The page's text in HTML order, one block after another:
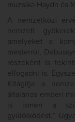
muzsika Haydn és
A nemzetközi
nemzeti
amelyeket a
mesterről,
részeként is
elfogadni is.
Kitágítja a
általános emberi
is ismeri a
gyűlölködést.”